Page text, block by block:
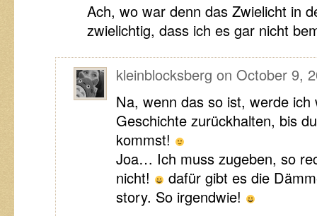
Ach, wo war denn das Zwielicht in
zwielichtig, dass ich es gar nicht
kleinblocksberg onOctober 9,
Na, wenn das so ist, werde ich
Geschichte zurückhalten, bis
kommst!
Joa… Ich muss zugeben, so
nicht!
dafür gibt es die
story. So irgendwie!